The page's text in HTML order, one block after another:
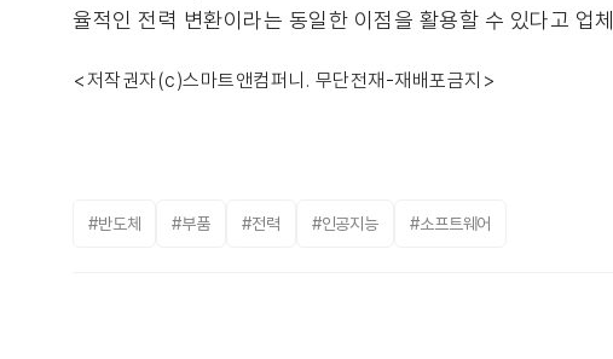
율적인 전력 변환이라는 동일한 이점을 활용할 수 있다고 업
<저작권자(c)스마트앤컴퍼니. 무단전재-재배포금지>
#반도체 #부품 #전력 #인공지능 #소프트웨어